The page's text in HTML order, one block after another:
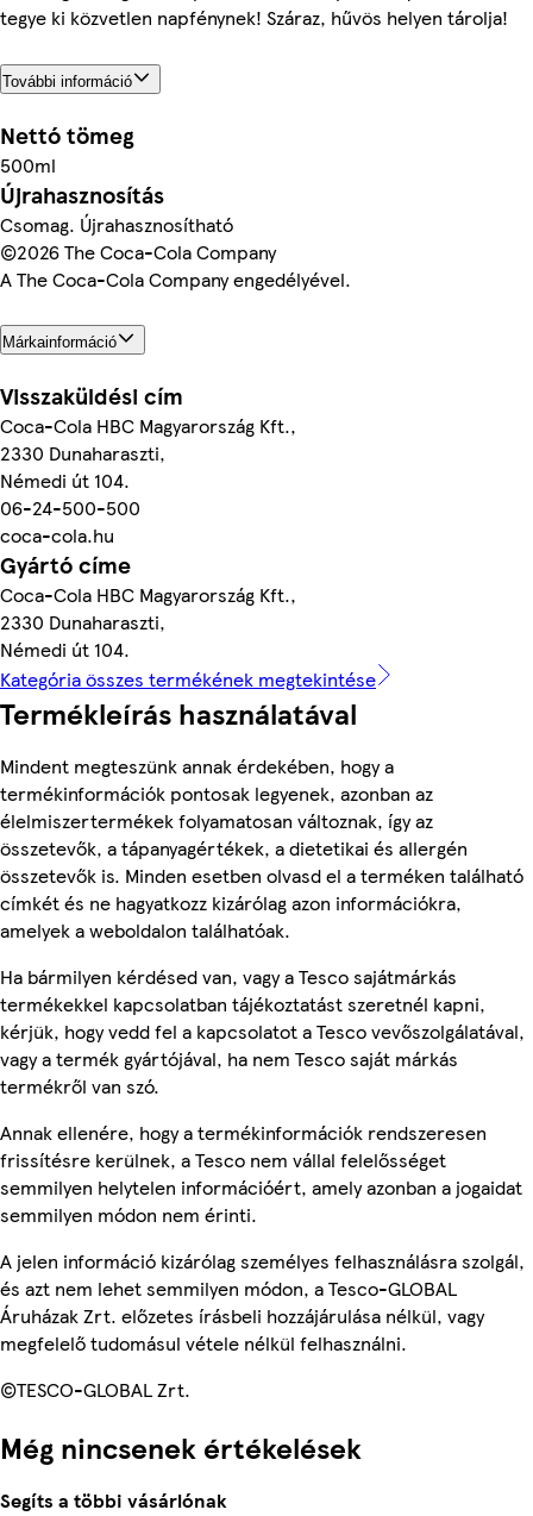
tegye ki közvetlen napfénynek! Száraz, hűvös helyen tárolja!
További információ
Nettó tömeg
500ml
Újrahasznosítás
Csomag. Újrahasznosítható
©2026 The Coca-Cola Company
A The Coca-Cola Company engedélyével.
Márkainformáció
Visszaküldési cím
Coca-Cola HBC Magyarország Kft.,
2330 Dunaharaszti,
Némedi út 104.
06-24-500-500
coca-cola.hu
Gyártó címe
Coca-Cola HBC Magyarország Kft.,
2330 Dunaharaszti,
Némedi út 104.
Kategória összes termékének megtekintése
Termékleírás használatával
Mindent megteszünk annak érdekében, hogy a
termékinformációk pontosak legyenek, azonban az
élelmiszertermékek folyamatosan változnak, így az
összetevők, a tápanyagértékek, a dietetikai és allergén
összetevők is. Minden esetben olvasd el a terméken található
címkét és ne hagyatkozz kizárólag azon információkra,
amelyek a weboldalon találhatóak.
Ha bármilyen kérdésed van, vagy a Tesco sajátmárkás
termékekkel kapcsolatban tájékoztatást szeretnél kapni,
kérjük, hogy vedd fel a kapcsolatot a Tesco vevőszolgálatával,
vagy a termék gyártójával, ha nem Tesco saját márkás
termékről van szó.
Annak ellenére, hogy a termékinformációk rendszeresen
frissítésre kerülnek, a Tesco nem vállal felelősséget
semmilyen helytelen információért, amely azonban a jogaidat
semmilyen módon nem érinti.
A jelen információ kizárólag személyes felhasználásra szolgál,
és azt nem lehet semmilyen módon, a Tesco-GLOBAL
Áruházak Zrt. előzetes írásbeli hozzájárulása nélkül, vagy
megfelelő tudomásul vétele nélkül felhasználni.
©TESCO-GLOBAL Zrt.
Még nincsenek értékelések
Segíts a többi vásárlónak